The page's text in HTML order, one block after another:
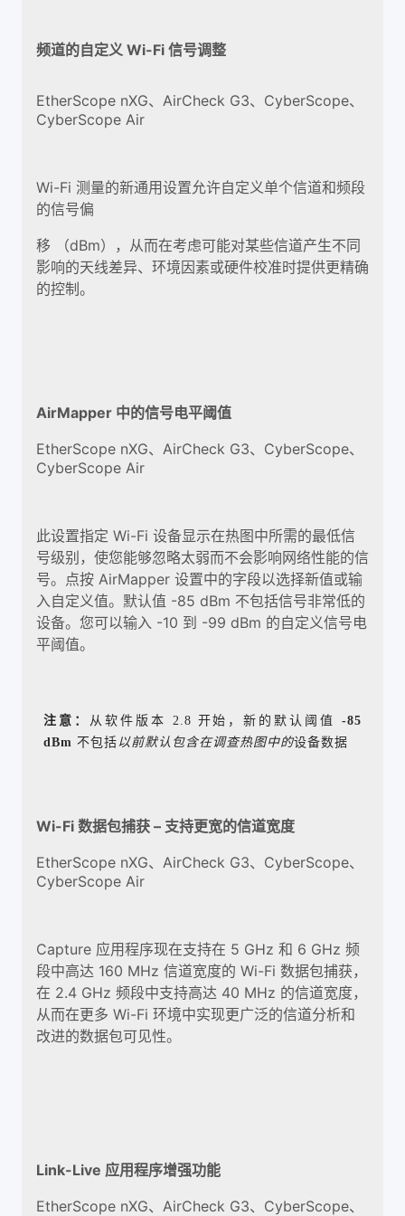
频道的自定义 Wi-Fi 信号调整
EtherScope nXG、AirCheck G3、CyberScope、
CyberScope Air
Wi-Fi 测量的新通用设置允许自定义单个信道和频段
的信号偏
移 （dBm），从而在考虑可能对某些信道产生不同
影响的天线差异、环境因素或硬件校准时提供更精确
的控制。
AirMapper 中的信号电平阈值
EtherScope nXG、AirCheck G3、CyberScope、
CyberScope Air
此设置指定 Wi-Fi 设备显示在热图中所需的最低信
号级别，使您能够忽略太弱而不会影响网络性能的信
号。点按 AirMapper 设置中的字段以选择新值或输
入自定义值。默认值 -85 dBm 不包括信号非常低的
设备。您可以输入 -10 到 -99 dBm 的自定义信号电
平阈值。
注意： 从软件版本 2.8 开始，新的默认阈值-85
dBm 不包括 以前默认包含在调查热图中的设备数据
Wi-Fi 数据包捕获 – 支持更宽的信道宽度
EtherScope nXG、AirCheck G3、CyberScope、
CyberScope Air
Capture 应用程序现在支持在 5 GHz 和 6 GHz 频
段中高达 160 MHz 信道宽度的 Wi-Fi 数据包捕获，
在 2.4 GHz 频段中支持高达 40 MHz 的信道宽度，
从而在更多 Wi-Fi 环境中实现更广泛的信道分析和
改进的数据包可见性。
Link-Live 应用程序增强功能
EtherScope nXG、AirCheck G3、CyberScope、